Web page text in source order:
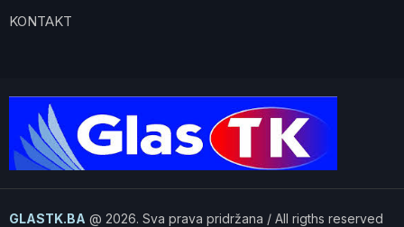
KONTAKT
GLASTK.BA @ 2026. Sva prava pridržana / All rigths reserved